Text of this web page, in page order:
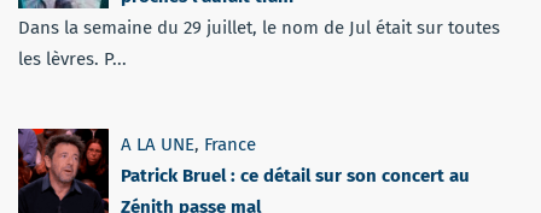
Dans la semaine du 29 juillet, le nom de Jul était sur toutes
les lèvres. P...
A LA UNE, France
Patrick Bruel : ce détail sur son concert au
Zénith passe mal